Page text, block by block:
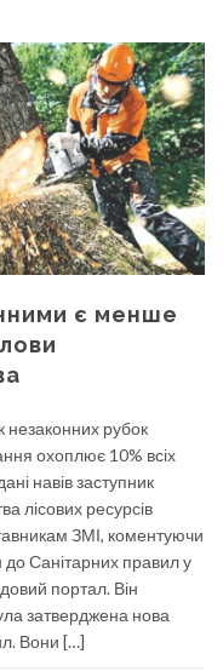
є менше
незаконних рубок
охоплює 10% всіх
навів заступник
лісових ресурсів
ЗМІ, коментуючи
до Санітарних правил у
портал. Він
затверджена нова
Вони […]